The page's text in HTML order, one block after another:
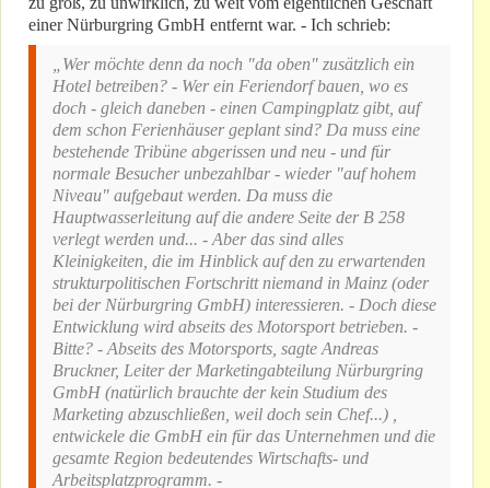
einer Nürburgring GmbH entfernt war. - Ich schrieb:
„Wer möchte denn da noch "da oben" zusätzlich ein
Hotel betreiben? - Wer ein Feriendorf bauen, wo es
doch - gleich daneben - einen Campingplatz gibt, auf
dem schon Ferienhäuser geplant sind? Da muss eine
bestehende Tribüne abgerissen und neu - und für
normale Besucher unbezahlbar - wieder "auf hohem
Niveau" aufgebaut werden. Da muss die
Hauptwasserleitung auf die andere Seite der B 258
verlegt werden und... - Aber das sind alles
Kleinigkeiten, die im Hinblick auf den zu erwartenden
strukturpolitischen Fortschritt niemand in Mainz (oder
bei der Nürburgring GmbH) interessieren. - Doch diese
Entwicklung wird abseits des Motorsport betrieben. -
Bitte? - Abseits des Motorsports, sagte Andreas
Bruckner, Leiter der Marketingabteilung Nürburgring
GmbH (natürlich brauchte der kein Studium des
Marketing abzuschließen, weil doch sein Chef...) ,
entwickele die GmbH ein für das Unternehmen und die
gesamte Region bedeutendes Wirtschafts- und
Arbeitsplatzprogramm. -